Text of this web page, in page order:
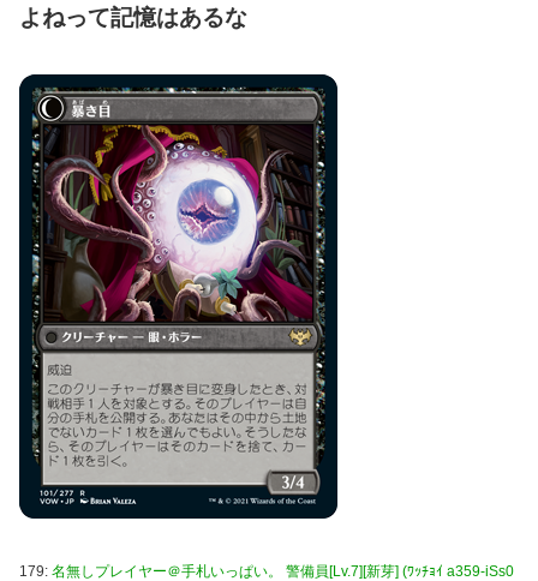
よねって記憶はあるな
179: 名無しプレイヤー＠手札いっぱい。 警備員[Lv.7][新芽] (ﾜｯﾁｮｲ a359-iSs0